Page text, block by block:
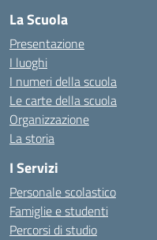
La Scuola
Presentazione
I luoghi
I numeri della scuola
Le carte della scuola
Organizzazione
La storia
I Servizi
Personale scolastico
Famiglie e studenti
Percorsi di studio